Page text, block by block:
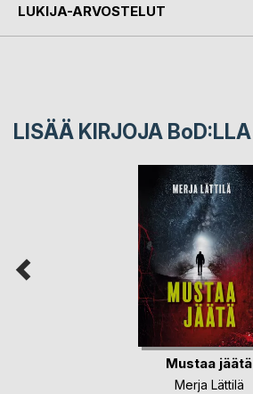
LUKIJA-ARVOSTELUT
LISÄÄ KIRJOJA BoD:LLA
Mustaa jäätä
Merja Lättilä